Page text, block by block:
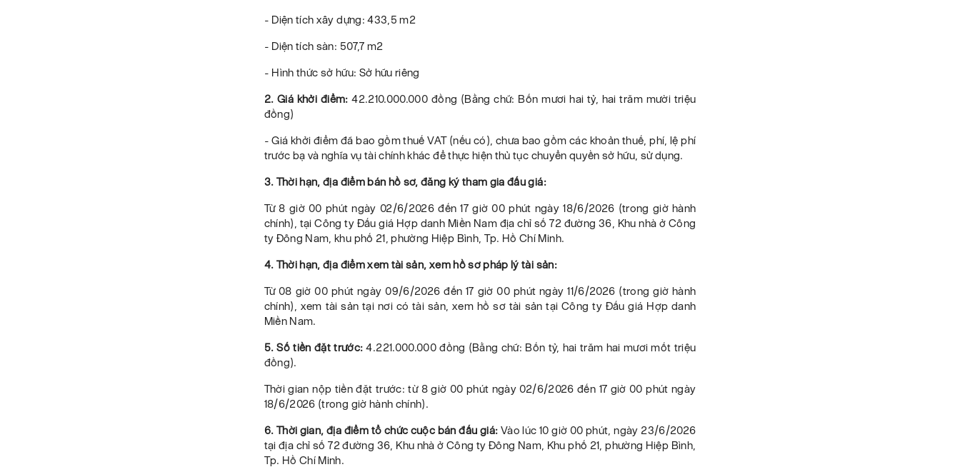
- Diện tích xây dựng: 433,5 m2
- Diện tích sàn: 507,7 m2
- Hình thức sở hữu: Sở hữu riêng
2. Giá khởi điểm: 42.210.000.000 đồng (Bằng chữ: Bốn mươi hai tỷ, hai trăm mười triệu
đồng)
- Giá khởi điểm đã bao gồm thuế VAT (nếu có), chưa bao gồm các khoản thuế, phí, lệ phí
trước bạ và nghĩa vụ tài chính khác để thực hiện thủ tục chuyển quyền sở hữu, sử dụng.
3. Thời hạn, địa điểm bán hồ sơ, đăng ký tham gia đấu giá:
Từ 8 giờ 00 phút ngày 02/6/2026 đến 17 giờ 00 phút ngày 18/6/2026 (trong giờ hành
chính), tại Công ty Đấu giá Hợp danh Miền Nam địa chỉ số 72 đường 36, Khu nhà ở Công
ty Đông Nam, khu phố 21, phường Hiệp Bình, Tp. Hồ Chí Minh.
4. Thời hạn, địa điểm xem tài sản, xem hồ sơ pháp lý tài sản:
Từ 08 giờ 00 phút ngày 09/6/2026 đến 17 giờ 00 phút ngày 11/6/2026 (trong giờ hành
chính), xem tài sản tại nơi có tài sản, xem hồ sơ tài sản tại Công ty Đấu giá Hợp danh
Miền Nam.
5. Số tiền đặt trước: 4.221.000.000 đồng (Bằng chữ: Bốn tỷ, hai trăm hai mươi mốt triệu
đồng).
Thời gian nộp tiền đặt trước: từ 8 giờ 00 phút ngày 02/6/2026 đến 17 giờ 00 phút ngày
18/6/2026 (trong giờ hành chính).
6. Thời gian, địa điểm tổ chức cuộc bán đấu giá: Vào lúc 10 giờ 00 phút, ngày 23/6/2026
tại địa chỉ số 72 đường 36, Khu nhà ở Công ty Đông Nam, Khu phố 21, phường Hiệp Bình,
Tp. Hồ Chí Minh.